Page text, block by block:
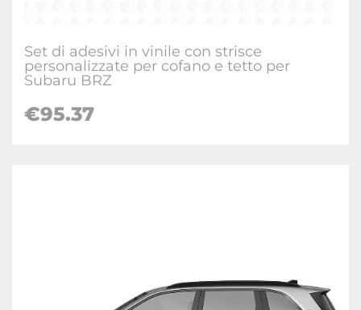
Set di adesivi in vinile con strisce
personalizzate per cofano e tetto per
Subaru BRZ
€95.37